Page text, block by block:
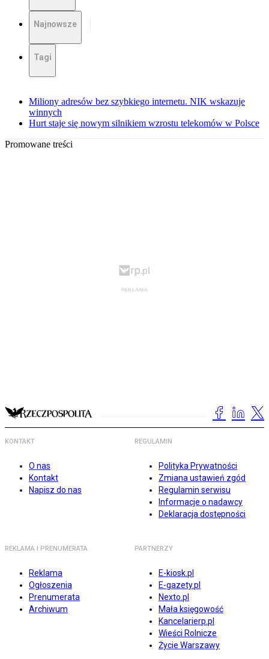
Najnowsze
Tagi
Miliony adresów bez szybkiego internetu. NIK wskazuje
winnych
Hurt staje się nowym silnikiem wzrostu telekomów w Polsce
Promowane treści
KONTAKT
O nas
Kontakt
Napisz do nas
REGULAMIN
Polityka Prywatności
Zmiana ustawień zgód
Regulamin serwisu
Informacje o nadawcy
Deklaracja dostępności
REKLAMA I PRENUMERATA
Reklama
Ogłoszenia
Prenumerata
Archiwum
PARTNERZY
E-kiosk.pl
E-gazety.pl
Nexto.pl
Mała księgowość
Kancelarierp.pl
Wieści Rolnicze
Życie Warszawy